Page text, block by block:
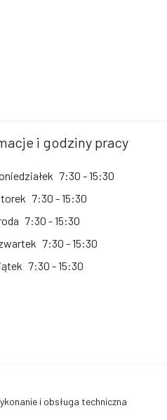
i godziny pracy
7:30 - 15:30
7:30 - 15:30
7:30 - 15:30
7:30 - 15:30
7:30 - 15:30
i obsługa techniczna